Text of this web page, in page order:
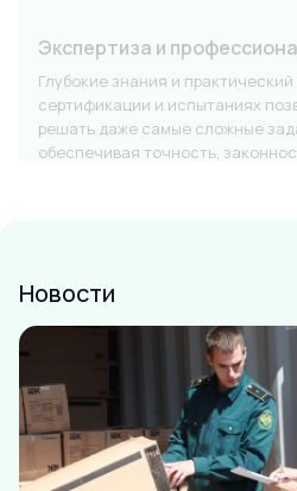
Экспертиза и
Глубокие знания и
сертификации и испытаниях
решать даже самые сложные
обеспечивая точность,
Новости